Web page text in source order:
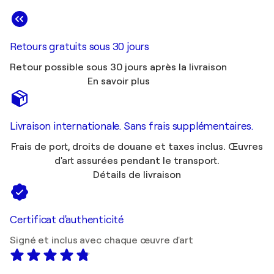
Retours gratuits sous 30 jours
Retour possible sous 30 jours après la livraison
En savoir plus
Livraison internationale. Sans frais supplémentaires.
Frais de port, droits de douane et taxes inclus. Œuvres
d'art assurées pendant le transport.
Détails de livraison
Certificat d'authenticité
Signé et inclus avec chaque œuvre d'art